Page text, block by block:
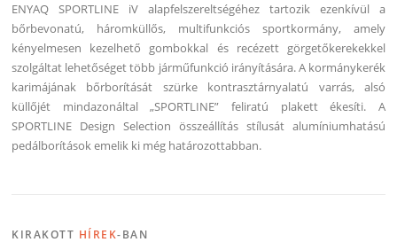
ENYAQ SPORTLINE iV alapfelszereltségéhez tartozik ezenkívül a
bőrbevonatú, háromküllős, multifunkciós sportkormány, amely
kényelmesen kezelhető gombokkal és recézett görgetőkerekekkel
szolgáltat lehetőséget több járműfunkció irányítására. A kormánykerék
karimájának bőrborítását szürke kontrasztárnyalatú varrás, alsó
küllőjét mindazonáltal „SPORTLINE” feliratú plakett ékesíti. A
SPORTLINE Design Selection összeállítás stílusát alumíniumhatású
pedálborítások emelik ki még határozottabban.
KIRAKOTT HÍREK-BAN